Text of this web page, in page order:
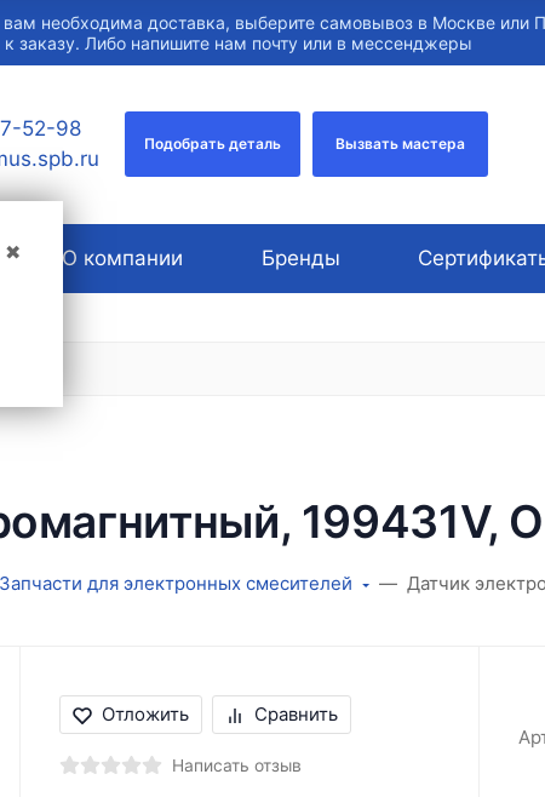
необходима доставка, выберите самовывоз в Москве или
заказу. Либо напишите нам почту или в мессенджеры
✖
52-98
Подобрать деталь Вызвать мастера
О компании Бренды
199431V,
Запчасти для электронных смесителей Датчик
Отложить Сравнить
Написать отзыв